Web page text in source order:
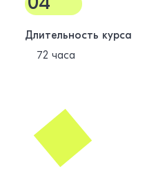
Длительность курса
72 часа